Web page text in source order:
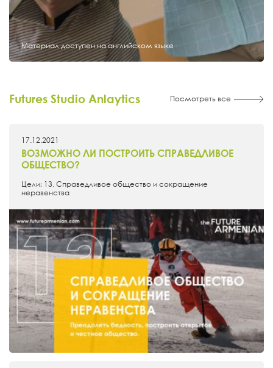
Материал доступен на английском языке
Futures Studio Anlaytics Посмотреть все
17.12.2021
ВОЗМОЖНО ЛИ ПОСТРОИТЬ СПРАВЕДЛИВОЕ
ОБЩЕСТВО?
Цели։ 13. Справедливое общество и сокращение
неравенства